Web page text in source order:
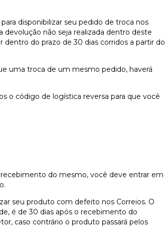
disponibilizar seu pedido de troca nos
devolução não seja realizada dentro deste
dentro do prazo de 30 dias corridos a partir do
uma troca de um mesmo pedido, haverá
o código de logística reversa para que você
do mesmo, você deve entrar em
seu produto com defeito nos Correios. O
é de 30 dias após o recebimento do
caso contrário o produto passará pelos